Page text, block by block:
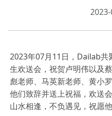
2023-
2023年07月11日，Dailab共
生欢送会，祝贺卢明伟以及
彪老师、马英新老师、黄小
他们致辞并送上祝福，欢送
山水相逢，不负遇见，祝愿